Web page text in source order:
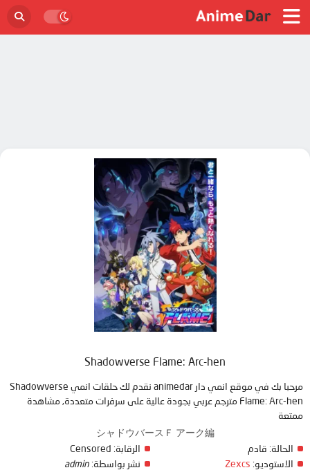
Shadowverse Flame: Arc-hen
مرحبا بك في موقع انمي دار animedar نقدم لك حلقات انمي Shadowverse
Flame: Arc-hen مترجم عربي بجودة عالية على سرفرات متعددة, مشاهدة
ممتعة
シャドウバースＦ アーク編
الحالة: قادم
الاستوديو: Zexcs
الرقابة:
نشر بواسطة: admin